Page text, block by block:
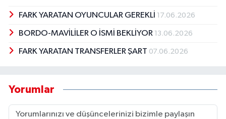
FARK YARATAN OYUNCULAR GEREKLİ 17.06.2026
BORDO-MAVİLİLER O İSMİ BEKLİYOR 13.06.2026
FARK YARATAN TRANSFERLER ŞART 07.06.2026
Yorumlar